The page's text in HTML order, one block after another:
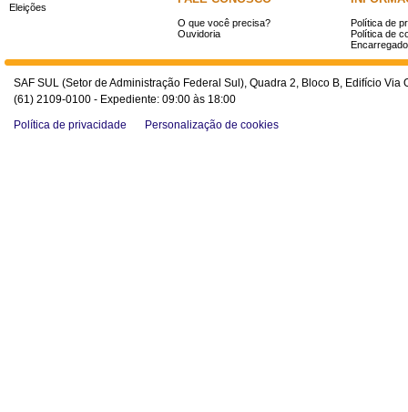
Eleições
O que você precisa?
Ouvidoria
Política de
Política de
SAF SUL (Setor de Administração Federal Sul), Quadra 2, Bloco B, Edifício
(61) 2109-0100 - Expediente: 09:00 às 18:00
Política de privacidade
Personalização de cookies